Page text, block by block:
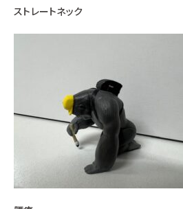
ストレートネック